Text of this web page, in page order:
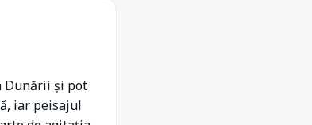
Dunării și pot
iar peisajul